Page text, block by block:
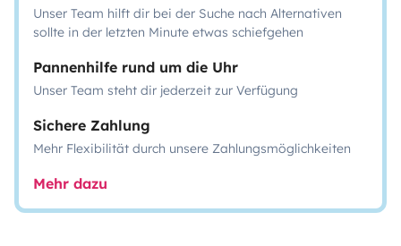
Unser Team hilft dir bei der Suche nach Alternativen
sollte in der letzten Minute etwas schiefgehen
Pannenhilfe rund um die Uhr
Unser Team steht dir jederzeit zur Verfügung
Sichere Zahlung
Mehr Flexibilität durch unsere Zahlungsmöglichkeiten
Mehr dazu